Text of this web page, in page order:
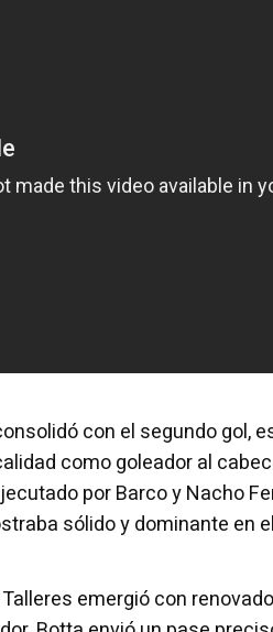
con el segundo gol,
como goleador al
por Barco y Nacho
sólido y dominante en
emergió con